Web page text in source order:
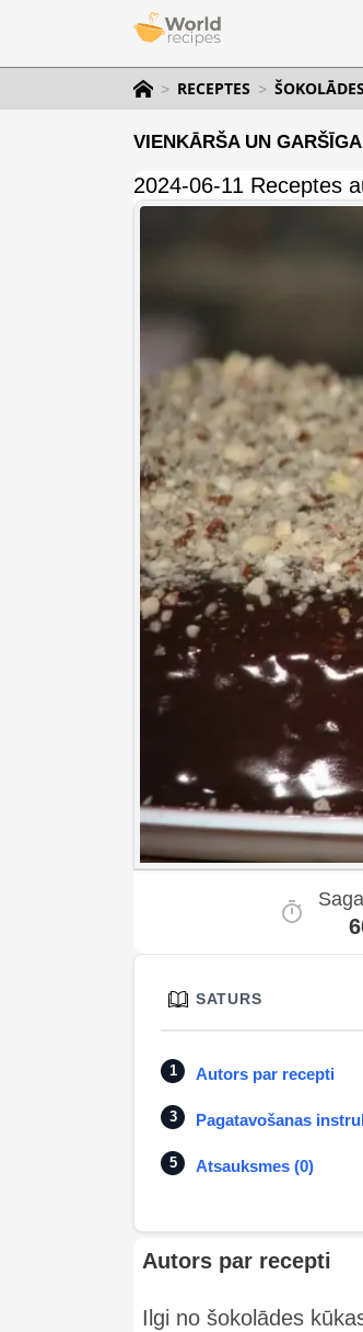
RECEPTES
VIENKĀRŠA UN
2024-06-11 Receptes
SATURS
Autors par recepti
Pagatavošanas
Atsauksmes (0)
Autors par recepti
Ilgi no šokolādes